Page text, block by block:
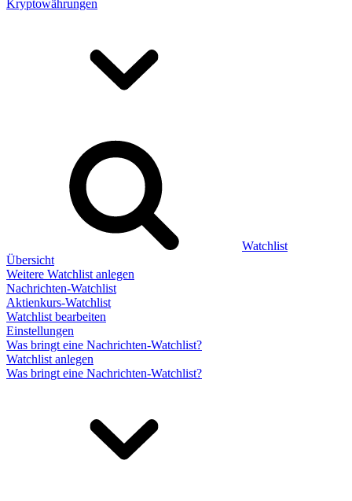
Kryptowährungen
Watchlist
Übersicht
Weitere Watchlist anlegen
Nachrichten-Watchlist
Aktienkurs-Watchlist
Watchlist bearbeiten
Einstellungen
Was bringt eine Nachrichten-Watchlist?
Watchlist anlegen
Was bringt eine Nachrichten-Watchlist?